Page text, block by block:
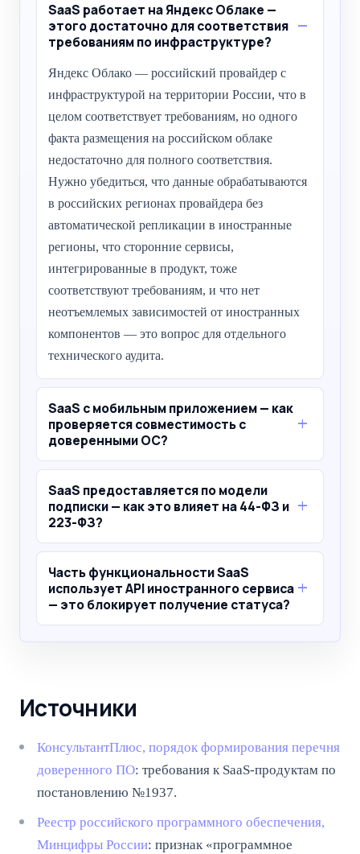
SaaS работает на Яндекс Облаке —
этого достаточно для соответствия
требованиям по инфраструктуре?
Яндекс Облако — российский провайдер с
инфраструктурой на территории России, что в
целом соответствует требованиям, но одного
факта размещения на российском облаке
недостаточно для полного соответствия.
Нужно убедиться, что данные обрабатываются
в российских регионах провайдера без
автоматической репликации в иностранные
регионы, что сторонние сервисы,
интегрированные в продукт, тоже
соответствуют требованиям, и что нет
неотъемлемых зависимостей от иностранных
компонентов — это вопрос для отдельного
технического аудита.
SaaS с мобильным приложением — как
проверяется совместимость с
доверенными ОС?
SaaS предоставляется по модели
подписки — как это влияет на 44-ФЗ и
223-ФЗ?
Часть функциональности SaaS
использует API иностранного сервиса
— это блокирует получение статуса?
Источники
КонсультантПлюс, порядок формирования перечня
доверенного ПО: требования к SaaS-продуктам по
постановлению №1937.
Реестр российского программного обеспечения,
Минцифры России: признак «программное